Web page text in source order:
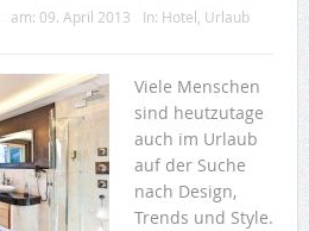
am: 09. April 2013 In: Hotel Urlaub
Viele Menschen
sind heutzutage
auch im Urlaub
auf der Suche
nach Design,
Trends und Style.